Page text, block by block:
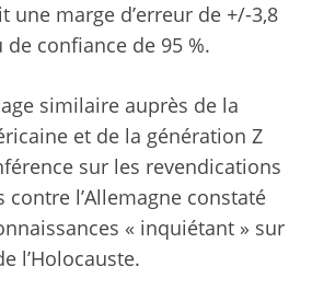
une marge d’erreur de +/-3,8
de confiance de 95 %.
similaire auprès de la
et de la génération Z
sur les revendications
l’Allemagne constaté
« inquiétant » sur
l’Holocauste.